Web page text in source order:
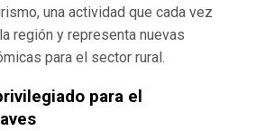
una actividad que cada vez
región y representa nuevas
para el sector rural.
para el